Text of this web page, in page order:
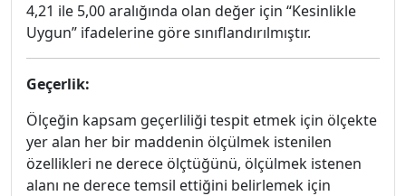
4,21 ile 5,00 aralığında olan değer için “Kesinlikle
Uygun” ifadelerine göre sınıflandırılmıştır.
Geçerlik:
Ölçeğin kapsam geçerliliği tespit etmek için ölçekte
yer alan her bir maddenin ölçülmek istenilen
özellikleri ne derece ölçtüğünü, ölçülmek istenen
alanı ne derece temsil ettiğini belirlemek için